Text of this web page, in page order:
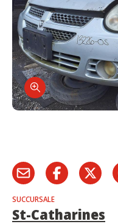
SUCCURSALE
St-Catharines